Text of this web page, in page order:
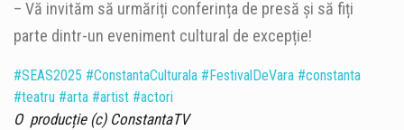
– Vă invităm să urmăriți conferința de presă și să fiți
parte dintr-un eveniment cultural de excepție!
#SEAS2025 #ConstantaCulturala #FestivalDeVara #constanta
#teatru #arta #artist #actori
O producție (c) ConstantaTV